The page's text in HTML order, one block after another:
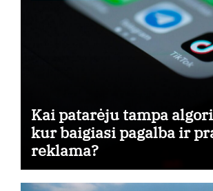
Kai patarėju tampa
kur baigiasi pagalba ir
reklama?